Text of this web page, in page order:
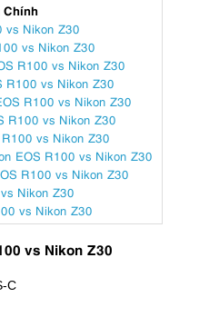
Chính
vs Nikon Z30
vs Nikon Z30
R100 vs Nikon Z30
R100 vs Nikon Z30
R100 vs Nikon Z30
R100 vs Nikon Z30
vs Nikon Z30
EOS R100 vs Nikon Z30
R100 vs Nikon Z30
Nikon Z30
vs Nikon Z30
vs Nikon Z30
C